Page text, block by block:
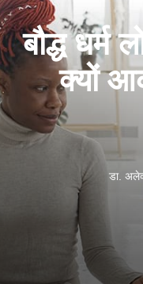
बौद्ध धर्म
क्यों
डा.